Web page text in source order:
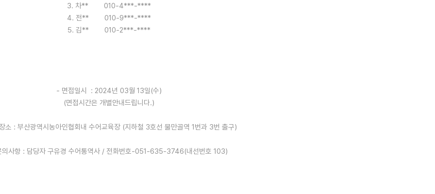
3. 차** 010-4***-****
4. 전** 010-9***-****
5. 김** 010-2***-****
- 면접일시 : 2024년 03월 13일(수)
(면접시간은 개별안내드립니다.)
소 : 부산광역시농아인협회내 수어교육장 (지하철 3호선 물만골역 1번과 3번 출구)
의사항 : 담당자 구유경 수어통역사 / 전화번호-051-635-3746(내선번호 103)